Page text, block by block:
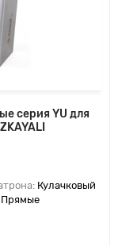
серия YU для
Кулачковый
Прямые